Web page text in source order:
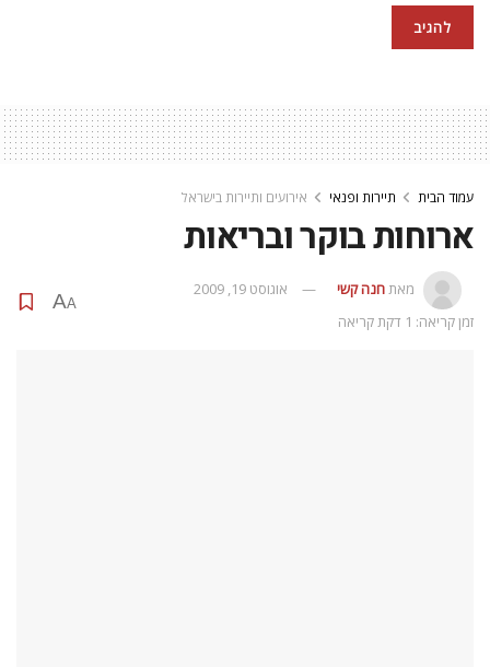
עמוד הבית תיירות ופנאי אירועים ותיירות בישראל
ארוחות בוקר ובריאות
מאתחנה קשי
אוגוסט 19, 2009
זמן קריאה: 1 דקת קריאה
A
A